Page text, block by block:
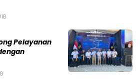
Pelayanan